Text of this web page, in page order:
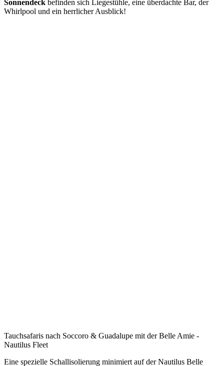
Sonnendeck befinden sich Liegestühle, eine überdachte Bar, der
Whirlpool und ein herrlicher Ausblick!
Tauchsafaris nach Soccoro & Guadalupe mit der Belle Amie -
Nautilus Fleet
Eine spezielle Schallisolierung minimiert auf der Nautilus Belle